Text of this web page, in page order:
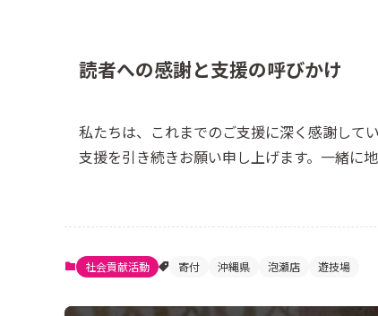
読者への感謝と支援の呼びかけ
私たちは、これまでのご支援に深く感謝して
支援を引き続きお願い申し上げます。一緒に
社会貢献活動 寄付 沖縄県 泡瀬店 遊技場